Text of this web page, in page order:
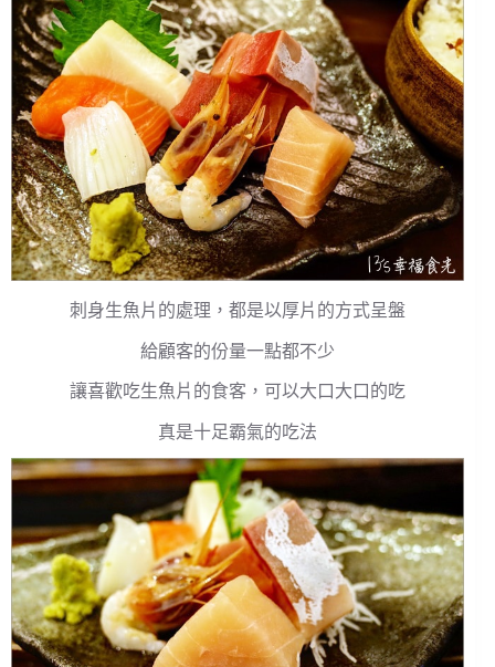
刺身生魚片的處理，都是以厚片的方式呈盤
給顧客的份量一點都不少
讓喜歡吃生魚片的食客，可以大口大口的吃
真是十足霸氣的吃法